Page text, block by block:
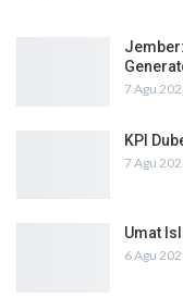
7 Agu
KPI
7 Agu
Umat
6 Agu